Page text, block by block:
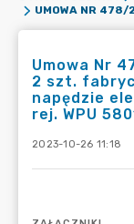
Umowa Nr
2 szt.
napędzie
rej. WPU
2023-10-26 11:18